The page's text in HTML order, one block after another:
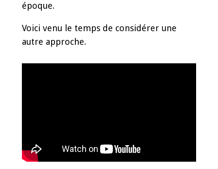
époque.
Voici venu le temps de considérer une
autre approche.